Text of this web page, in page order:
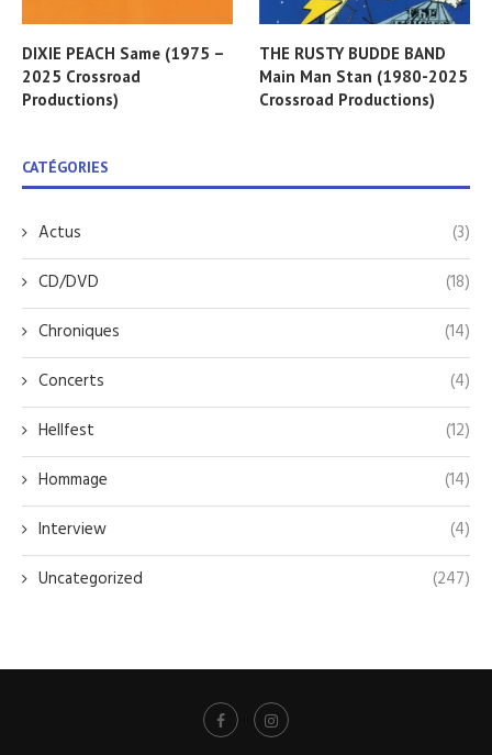
DIXIE PEACH Same (1975 –
2025 Crossroad
Productions)
THE RUSTY BUDDE BAND
Main Man Stan (1980-2025
Crossroad Productions)
CATÉGORIES
Actus
(3)
CD/DVD
(18)
Chroniques
(14)
Concerts
(4)
Hellfest
(12)
Hommage
(14)
Interview
(4)
Uncategorized
(247)